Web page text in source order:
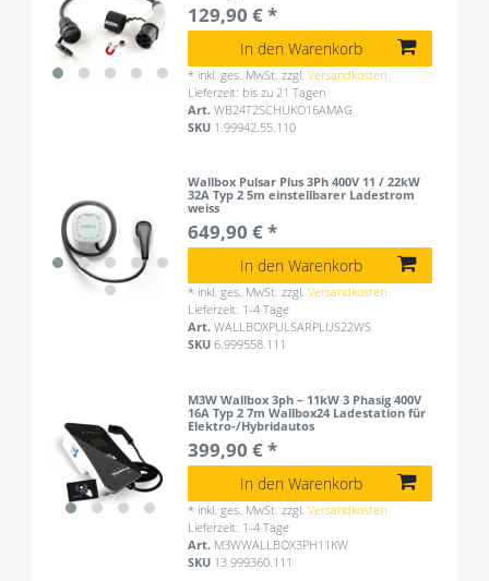
129,90 € *
In den Warenkorb
* inkl. ges. MwSt. zzgl.Versandkosten
Lieferzeit: bis zu 21 Tagen
Art.WB24T2SCHUKO16AMAG
SKU 1.99942.55.110
Wallbox Pulsar Plus 3Ph 400V 11 / 22kW
32A Typ 2 5m einstellbarer Ladestrom
weiss
649,90 € *
In den Warenkorb
* inkl. ges. MwSt. zzgl.Versandkosten
Lieferzeit: 1-4 Tage
Art.WALLBOXPULSARPLUS22WS
SKU6.999558.111
M3W Wallbox 3ph – 11kW 3 Phasig 400V
16A Typ 2 7m Wallbox24 Ladestation für
Elektro-/Hybridautos
399,90 € *
In den Warenkorb
* inkl. ges. MwSt. zzgl.Versandkosten
Lieferzeit: 1-4 Tage
Art. M3WWALLBOX3PH11KW
SKU 13.999360.111